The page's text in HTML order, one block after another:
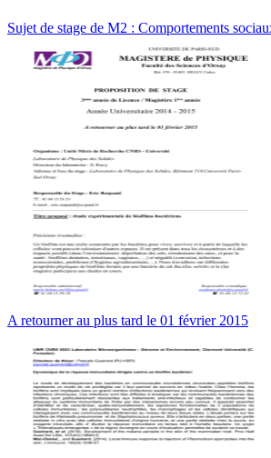
Sujet de stage de M2 : Comportements
A retourner au plus tard le 01 février 2015